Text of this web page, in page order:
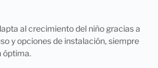
al crecimiento del niño gracias a
y opciones de instalación, siempre
óptima.